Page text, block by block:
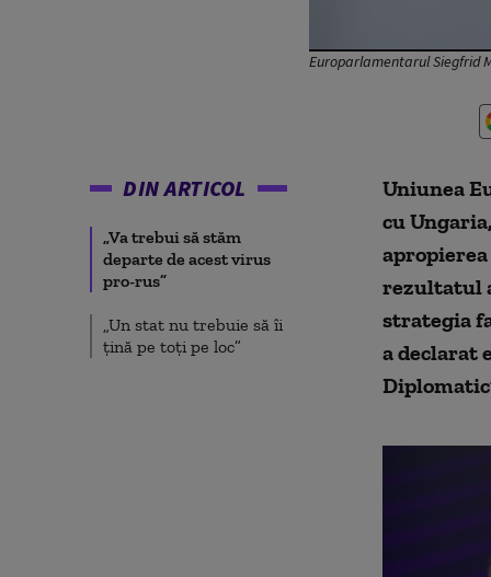
Europarlamentarul Siegfrid
DIN ARTICOL
„Va trebui să stăm
departe de acest virus
pro-rus”
„Un stat nu trebuie să îi
țină pe toți pe loc”
Uniunea
cu
rezultatul
strategia
a declarat